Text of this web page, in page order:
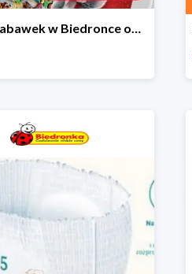
Kraina zabawek w Biedronce od 19,99 zł